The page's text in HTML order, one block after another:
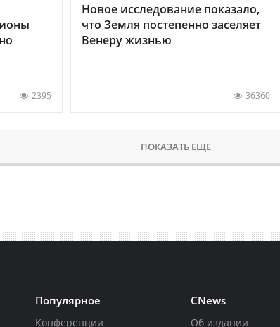
2395
Новое исследование показало,
что Земля постепенно заселяет
Венеру жизнью
36360
ПОКАЗАТЬ ЕЩЕ
Популярное
Конференции
CNews
Об издании